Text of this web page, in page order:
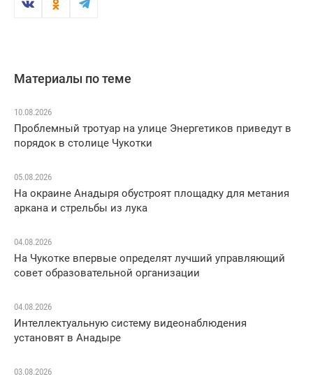
Материалы по теме
10.08.2026
Проблемный тротуар на улице Энергетиков приведут в
порядок в столице Чукотки
05.08.2026
На окраине Анадыря обустроят площадку для метания
аркана и стрельбы из лука
04.08.2026
На Чукотке впервые определят лучший управляющий
совет образовательной организации
04.08.2026
Интеллектуальную систему видеонаблюдения
установят в Анадыре
03.08.2026